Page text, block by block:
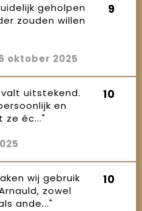
geholpen
zouden willen
9
oktober 2025
uitstekend.
en
éc..."
10
wij gebruik
zowel
ande..."
10